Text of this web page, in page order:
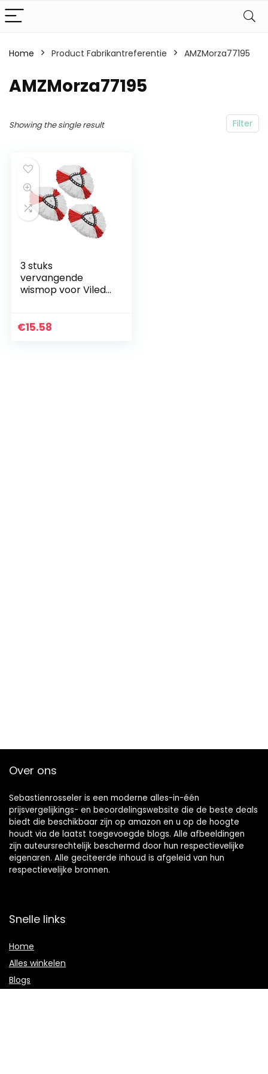
Home Product Fabrikantreferentie AMZMorza77195
AMZMorza77195
Filter
Showing the single result
3 stuks
vervangende
wismop voor Vileda
navulverpakking
€15.58
Over ons
Sebastienrosseler is een moderne alles-in-één
prijsvergelijkings- en beoordelingswebsite die de beste deals
biedt die beschikbaar zijn op amazon en u op de hoogte
houdt via de laatst toegevoegde blogs. Alle afbeeldingen
zijn auteursrechtelijk beschermd door hun respectievelijke
eigenaren. Alle geciteerde inhoud is afgeleid van hun
respectievelijke bronnen.
Snelle links
Home
Alles winkelen
Blogs